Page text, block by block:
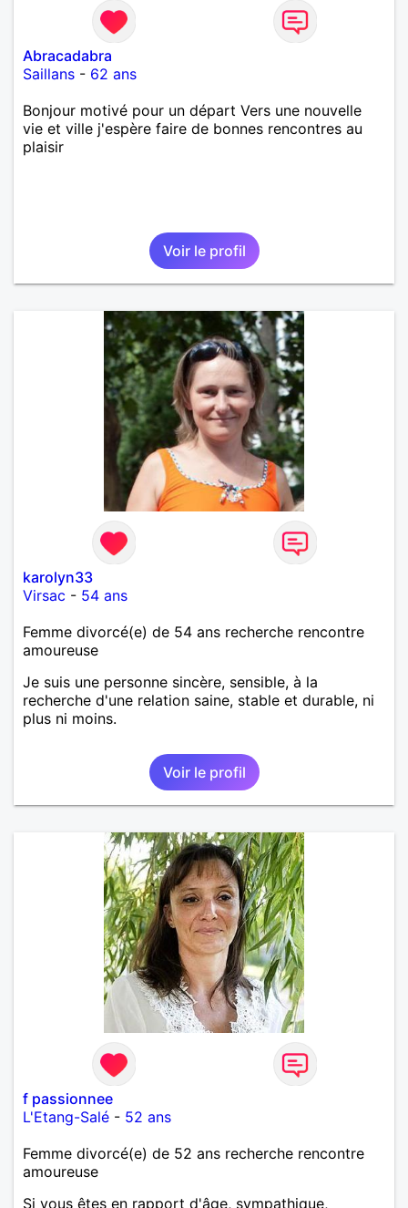
Abracadabra
Saillans - 62 ans
Bonjour motivé pour un départ Vers une nouvelle
vie et ville j'espère faire de bonnes rencontres au
plaisir
Voir le profil
karolyn33
Virsac - 54 ans
Femme divorcé(e) de 54 ans recherche rencontre
amoureuse
Je suis une personne sincère, sensible, à la
recherche d'une relation saine, stable et durable, ni
plus ni moins.
Voir le profil
f passionnee
L'Etang-Salé - 52 ans
Femme divorcé(e) de 52 ans recherche rencontre
amoureuse
Si vous êtes en rapport d'âge, sympathique,